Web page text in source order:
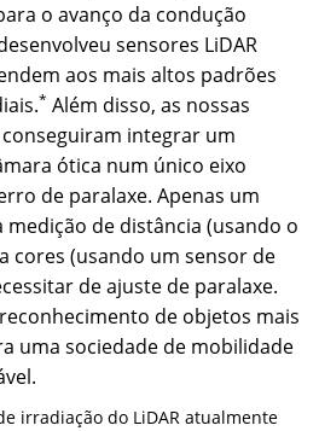
o avanço da condução
sensores LiDAR
aos mais altos padrões
* Além disso, as nossas
integrar um
ótica num único eixo
de paralaxe. Apenas um
de distância (usando o
cores (usando um sensor de
de ajuste de paralaxe.
de objetos mais
uma sociedade de mobilidade
irradiação do LiDAR atualmente